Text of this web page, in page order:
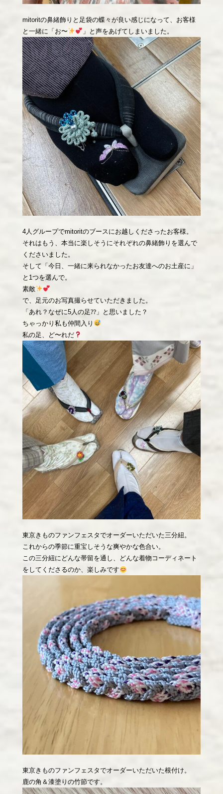
mitoritの鼻緒飾りと足袋の蝶々が良い感じになって、お客様
と一緒に「お〜
」と声をあげてしまいました。
4人グループでmitoritのブースにお越しくださったお客様。
それはもう、本当に楽しそうにそれぞれの鼻緒飾りを選んで
くださいました。
そして「今日、一緒に来られなかったお友達へのお土産に」
と1つを選んで。
素敵
で、足元のお写真撮らせていただきました。
「あれ？なぜに5人の足⁇」と思いました？
ちゃっかり私も仲間入り
私の足、ど〜れだ
東京きものファンフェスタでオーダーいただいた三分紐。
これからの季節に重宝しそうな爽やかな色合い。
この三分紐にどんな帯留を通し、どんな着物コーディネート
をしてくださるのか、楽しみです
東京きものファンフェスタでオーダーいただいた根付け。
鹿の角＆漆塗りの竹節です。